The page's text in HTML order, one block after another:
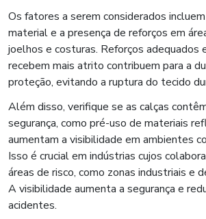
Os fatores a serem considerados
material e a presença de reforços em
joelhos e costuras. Reforços adequados
recebem mais atrito contribuem para a
proteção, evitando a ruptura do tecido
Além disso, verifique se as calças
segurança, como pré-uso de materiais
aumentam a visibilidade em ambientes
Isso é crucial em indústrias cujos
áreas de risco, como zonas industriais e
A visibilidade aumenta a segurança e
acidentes.